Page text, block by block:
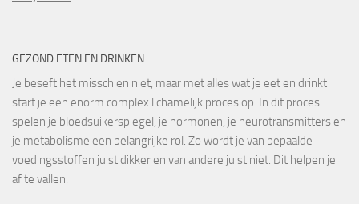
GEZOND ETEN EN DRINKEN
Je beseft het misschien niet, maar met alles wat je eet en drinkt
start je een enorm complex lichamelijk proces op. In dit proces
spelen je bloedsuikerspiegel, je hormonen, je neurotransmitters en
je metabolisme een belangrijke rol. Zo wordt je van bepaalde
voedingsstoffen juist dikker en van andere juist niet. Dit helpen je
af te vallen.